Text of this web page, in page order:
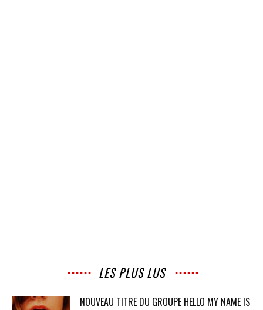
LES PLUS LUS
NOUVEAU TITRE DU GROUPE HELLO MY NAME IS